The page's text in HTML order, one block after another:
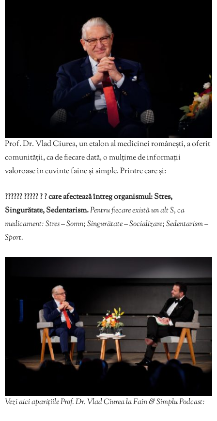
Prof. Dr. Vlad Ciurea, un etalon al medicinei românești, a oferit
comunității, ca de fiecare dată, o mulțime de informații
valoroase în cuvinte faine și simple. Printre care și:
?????? ????? ? ? care afectează întreg organismul: Stres,
Singurătate, Sedentarism.Pentru fiecare există un alt S, ca
medicament: Stres – Somn; Singurătate – Socializare; Sedentarism –
Sport.
Vezi aici aparițiile Prof. Dr. Vlad Ciurea la Fain & Simplu Podcast: